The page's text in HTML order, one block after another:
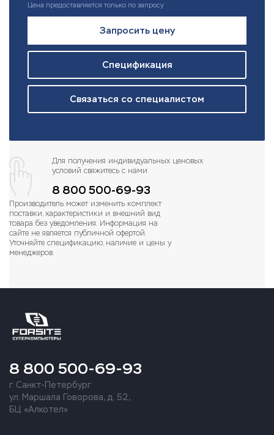
Цена предоставляется только по запросу
Запросить цену
Спецификация
Связаться со специалистом
Для получения индивидуальных ценовых
условий свяжитесь с нами
8 800 500-69-93
Производитель может изменить комплект
поставки, характеристики и внешний вид
товара без уведомления. Информация на
сайте не является публичной офертой.
Уточняйте спецификацию, наличие и цены у
менеджеров.
8 800 500-69-93
г. Санкт-Петербург
ул. Маршала Говорова, д. 52,
БЦ «Алкотел»